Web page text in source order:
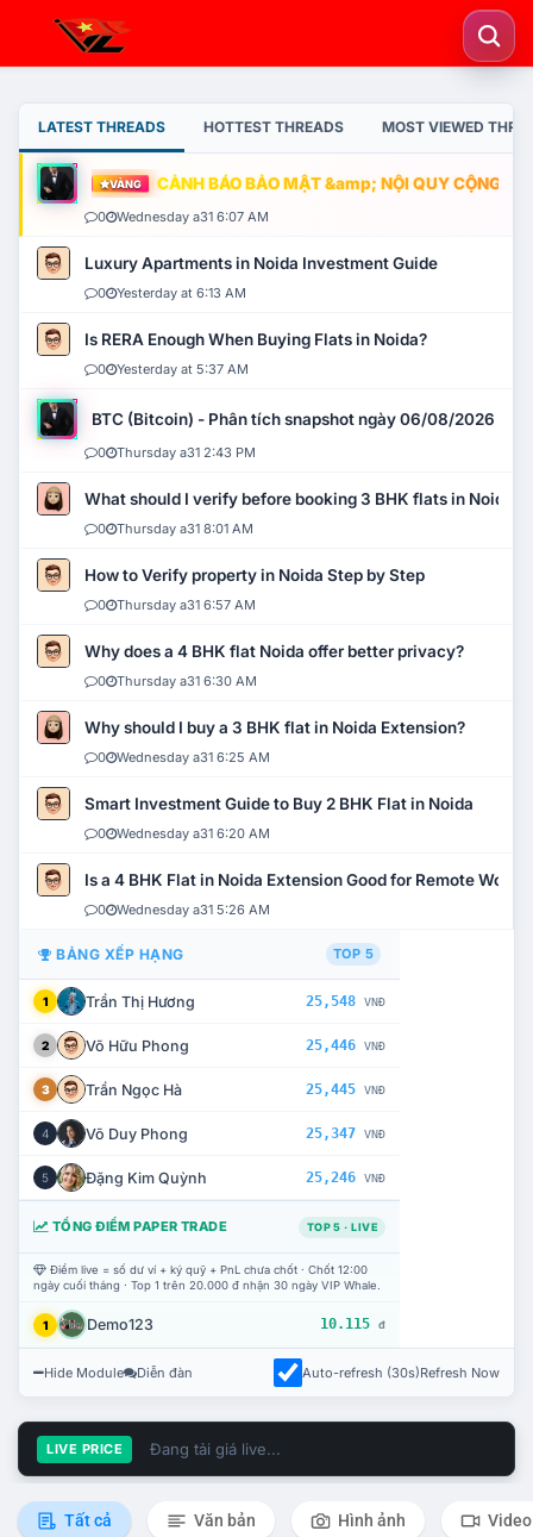
LATEST THREADS HOTTEST THREADS MOST VIEWED
VÀNG CẢNH BÁO BẢO MẬT &amp; NỘI QUY CỘNG
0 Wednesday a31 6:07 AM
Luxury Apartments in Noida Investment Guide
0 Yesterday at 6:13 AM
Is RERA Enough When Buying Flats in Noida?
0 Yesterday at 5:37 AM
BTC (Bitcoin) - Phân tích snapshot ngày 06/08/2026
0 Thursday a31 2:43 PM
What should I verify before booking 3 BHK flats in Noida?
0 Thursday a31 8:01 AM
How to Verify property in Noida Step by Step
0 Thursday a31 6:57 AM
Why does a 4 BHK flat Noida offer better privacy?
0 Thursday a31 6:30 AM
Why should I buy a 3 BHK flat in Noida Extension?
0 Wednesday a31 6:25 AM
Smart Investment Guide to Buy 2 BHK Flat in Noida
0 Wednesday a31 6:20 AM
Is a 4 BHK Flat in Noida Extension Good for Remote Work?
0 Wednesday a31 5:26 AM
BẢNG XẾP HẠNG TOP 5
1 Trần Thị Hương 25,548 VNĐ
2 Võ Hữu Phong 25,446 VNĐ
3 Trần Ngọc Hà 25,445 VNĐ
4 Võ Duy Phong 25,347 VNĐ
5 Đặng Kim Quỳnh 25,246 VNĐ
TỔNG ĐIỂM PAPER TRADE TOP 5 · LIVE
Điểm live = số dư ví + ký quỹ + PnL chưa chốt · Chốt 12:00
ngày cuối tháng · Top 1 trên 20.000 đ nhận 30 ngày VIP Whale.
1 Demo123 10.115 đ
Hide Module Diễn đàn Auto-refresh (30s)Refresh Now
LIVE PRICE Đang tải giá live...
Tất cả Văn bản Hình ảnh Video